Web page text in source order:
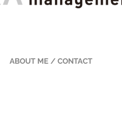
ABOUT ME / CONTACT